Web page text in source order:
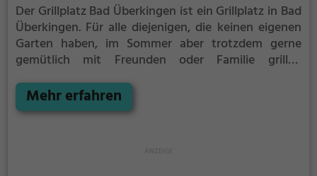
Der Grillplatz Bad Überkingen ist ein Grillplatz in Bad
Überkingen. Für alle diejenigen, die keinen eigenen
Garten haben, im Sommer aber trotzdem gerne
gemütlich mit Freunden oder Familie grillen
Lösung.
Mehr erfahren